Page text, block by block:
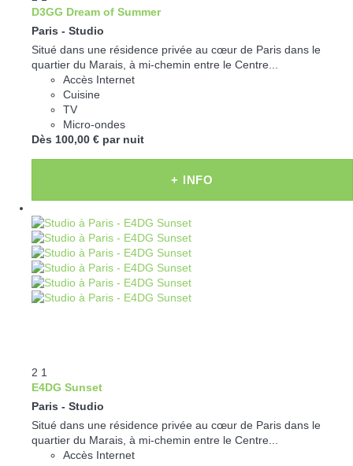
D3GG Dream of Summer
Paris - Studio
Situé dans une résidence privée au cœur de Paris dans le
quartier du Marais, à mi-chemin entre le Centre...
Accès Internet
Cuisine
TV
Micro-ondes
Dès 100,00 € par nuit
+ INFO
2 1
E4DG Sunset
Paris - Studio
Situé dans une résidence privée au cœur de Paris dans le
quartier du Marais, à mi-chemin entre le Centre...
Accès Internet